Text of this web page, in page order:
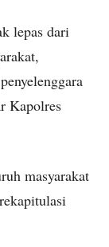
lepas dari
Kapolres
masyarakat